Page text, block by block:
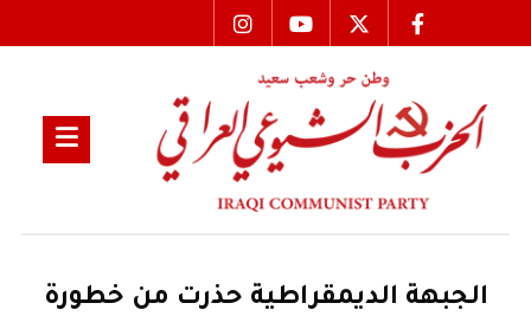
الجبهة الديمقراطية حذرت من خطورة